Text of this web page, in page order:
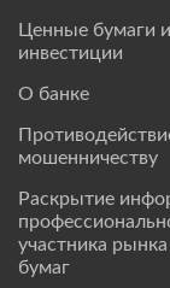
Ценные бумаги и
инвестиции
О банке
мошенничеству
Раскрытие
участника
бумаг